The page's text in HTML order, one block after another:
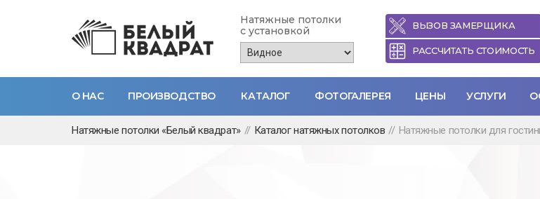
Натяжные потолки
с установкой
ВЫЗОВ ЗАМЕРЩИКА
РАССЧИТАТЬ СТОИМОСТЬ
О НАС ПРОИЗВОДСТВО КАТАЛОГ ФОТОГАЛЕРЕЯ ЦЕНЫ УСЛУГИ
Натяжные потолки «Белый квадрат» // Каталог натяжных потолков // Натяжные потолки для